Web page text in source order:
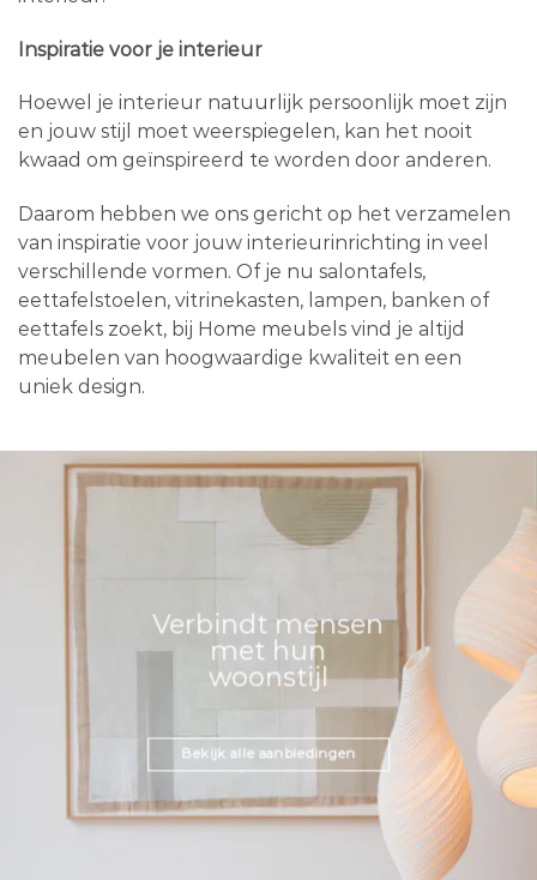
Inspiratie voor je interieur
Hoewel je interieur natuurlijk persoonlijk moet zijn
en jouw stijl moet weerspiegelen, kan het nooit
kwaad om geïnspireerd te worden door anderen.
Daarom hebben we ons gericht op het verzamelen
van inspiratie voor jouw interieurinrichting in veel
verschillende vormen. Of je nu salontafels,
eettafelstoelen, vitrinekasten, lampen, banken of
eettafels zoekt, bij Home meubels vind je altijd
meubelen van hoogwaardige kwaliteit en een
uniek design.
Verbindt mensen
met hun
woonstijl
Bekijk alle aanbiedingen